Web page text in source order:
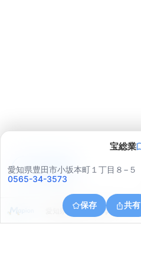
宝総業
愛知県豊田市小坂本町１丁目８−５
0565-34-3573
保存 共有
愛知県豊田市上挙母４丁目
アプリで見る